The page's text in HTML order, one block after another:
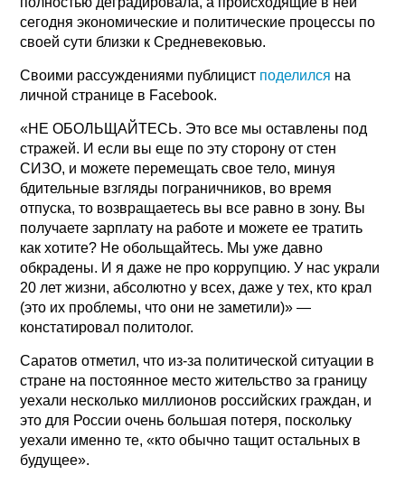
сегодня экономические и политические процессы по
своей сути близки к Средневековью.
Своими рассуждениями публицист поделился на
личной странице в Facebook.
«НЕ ОБОЛЬЩАЙТЕСЬ. Это все мы оставлены под
стражей. И если вы еще по эту сторону от стен
СИЗО, и можете перемещать свое тело, минуя
бдительные взгляды пограничников, во время
отпуска, то возвращаетесь вы все равно в зону. Вы
получаете зарплату на работе и можете ее тратить
как хотите? Не обольщайтесь. Мы уже давно
обкрадены. И я даже не про коррупцию. У нас украли
20 лет жизни, абсолютно у всех, даже у тех, кто крал
(это их проблемы, что они не заметили)» —
констатировал политолог.
Саратов отметил, что из-за политической ситуации в
стране на постоянное место жительство за границу
уехали несколько миллионов российских граждан, и
это для России очень большая потеря, поскольку
уехали именно те, «кто обычно тащит остальных в
будущее».